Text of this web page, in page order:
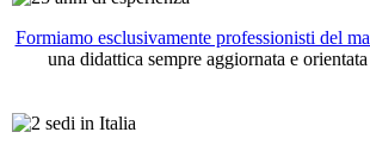
Formiamo esclusivamente professionisti del
una didattica sempre aggiornata e